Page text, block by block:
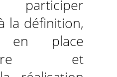
la définition,
place
et